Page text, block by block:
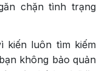
chặn tình trạng
kiến luôn tìm kiếm
không bảo quản